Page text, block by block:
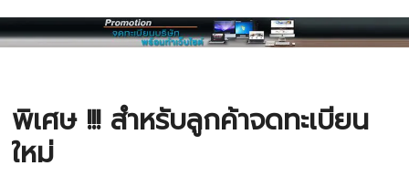
พิเศษ !!! สำหรับลูกค้าจดทะเบียน
ใหม่